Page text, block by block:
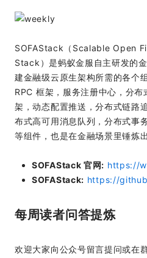
SOFAStack（Scalable Open
Stack）是蚂蚁金服自主研发的
建金融级云原生架构所需的各个
RPC 框架，服务注册中心，分
架，动态配置推送，分布式链路
布式高可用消息队列，分布式事
等组件，也是在金融场景里锤炼
SOFAStack 官网: https://
SOFAStack: https://
每周读者问答提炼
欢迎大家向公众号留言提问或在